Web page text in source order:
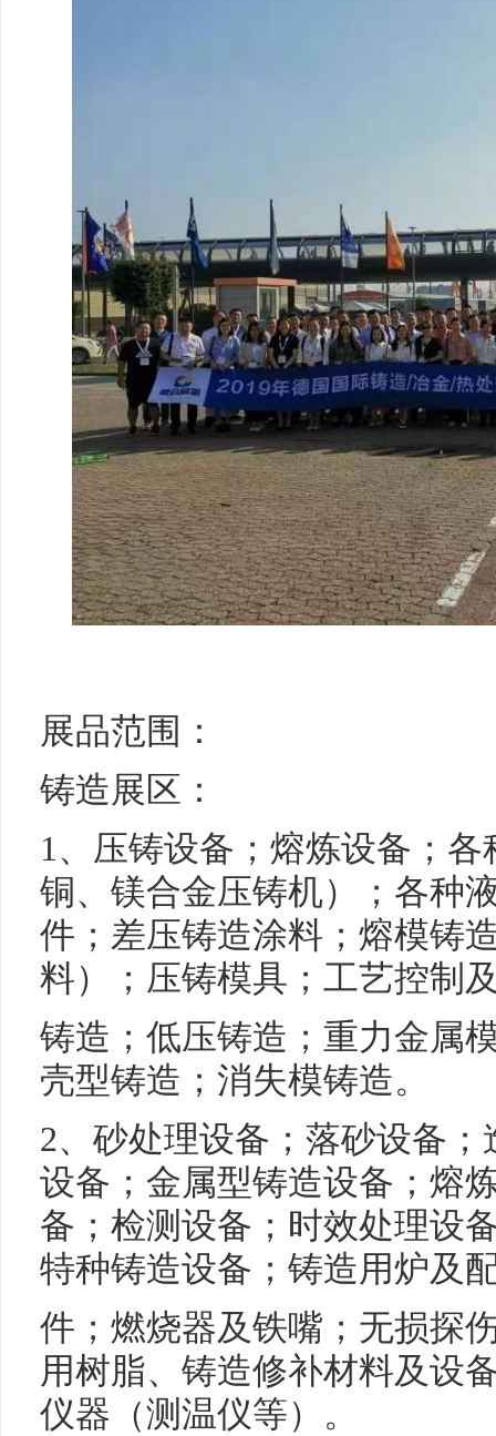
展品范围：
铸造展区：
1、压铸设备；熔炼设备；
铜、镁合金压铸机）；各种
件；差压铸造涂料；熔模铸
料）；压铸模具；工艺控制
铸造；低压铸造；重力金属
壳型铸造；消失模铸造。
2、砂处理设备；落砂设备
设备；金属型铸造设备；熔
备；检测设备；时效处理设
特种铸造设备；铸造用炉及
件；燃烧器及铁嘴；无损探
用树脂、铸造修补材料及设
仪器（测温仪等）。